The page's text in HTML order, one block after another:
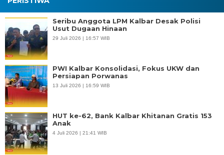
Seribu Anggota LPM Kalbar Desak Polisi
Usut Dugaan Hinaan
29 Juli 2026 | 16:57 WIB
PWI Kalbar Konsolidasi, Fokus UKW dan
Persiapan Porwanas
13 Juli 2026 | 16:59 WIB
HUT ke-62, Bank Kalbar Khitanan Gratis 153
Anak
4 Juli 2026 | 21:41 WIB